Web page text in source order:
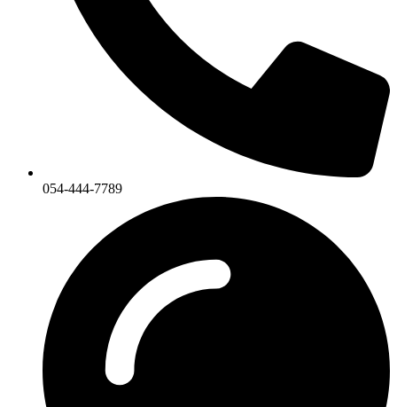
054-444-7789